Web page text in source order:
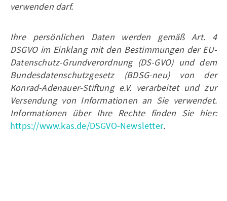
verwenden darf.
Ihre persönlichen Daten werden gemäß Art. 4
DSGVO im Einklang mit den Bestimmungen der EU-
Datenschutz-Grundverordnung (DS-GVO) und dem
Bundesdatenschutzgesetz (BDSG-neu) von der
Konrad-Adenauer-Stiftung e.V. verarbeitet und zur
Versendung von Informationen an Sie verwendet.
Informationen über Ihre Rechte finden Sie hier:
https://www.kas.de/DSGVO-Newsletter.